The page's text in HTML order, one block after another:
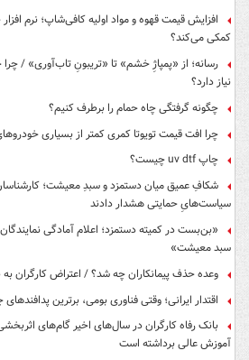
افزایش قیمت قهوه و مواد اولیه کافی‌شاپ؛ نرم
کمکی می‌کند؟
رسانه؛ از «پمپاژِ خشم» تا «تریبونِ تاب‌آوری» /
نیاز دارد؟
چگونه گرفتگی چاه حمام را برطرف کنیم؟
چرا افت قیمت تویوتا کمری کمتر از بسیاری
چاپ uv dtf چیست؟
شکافِ عمیق میان دستمزد و سبدِ معیشت؛
سیاست‌هایِ حمایتی هشدار دادند
«بن‌بست در کمیته دستمزد؛ اعلام آمادگی
سبد معیشت»
وعده حذف پیمانکاران چه شد؟ / اعتراض کارگران
اقتدار ایرانی؛ وقتی فناوری بومی، برترین پدافندهای
بانک رفاه کارگران در سال‌های اخیر گام‌های
آموزش عالی برداشته است